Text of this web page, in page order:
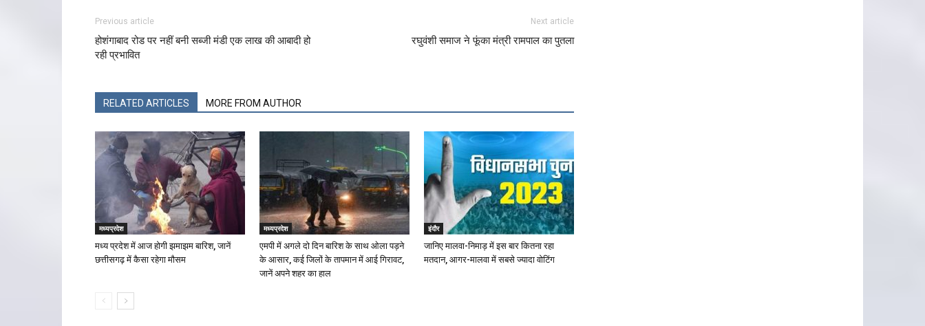
Previous article
होशंगाबाद रोड पर नहीं बनी सब्जी मंडी एक लाख की आबादी हो
रही प्रभावित
Next article
रघुवंशी समाज ने फूंका मंत्री रामपाल का पुतला
RELATED ARTICLES MORE FROM AUTHOR
मध्यप्रदेश
मध्य प्रदेश में आज होगी झमाझम बारिश, जानें
छत्तीसगढ़ में कैसा रहेगा मौसम
मध्यप्रदेश
एमपी में अगले दो दिन बारिश के साथ ओला पड़ने
के आसार, कई जिलों के तापमान में आई गिरावट,
जानें अपने शहर का हाल
इंदौर
जानिए मालवा-निमाड़ में इस बार कितना रहा
मतदान, आगर-मालवा में सबसे ज्यादा वोटिंग